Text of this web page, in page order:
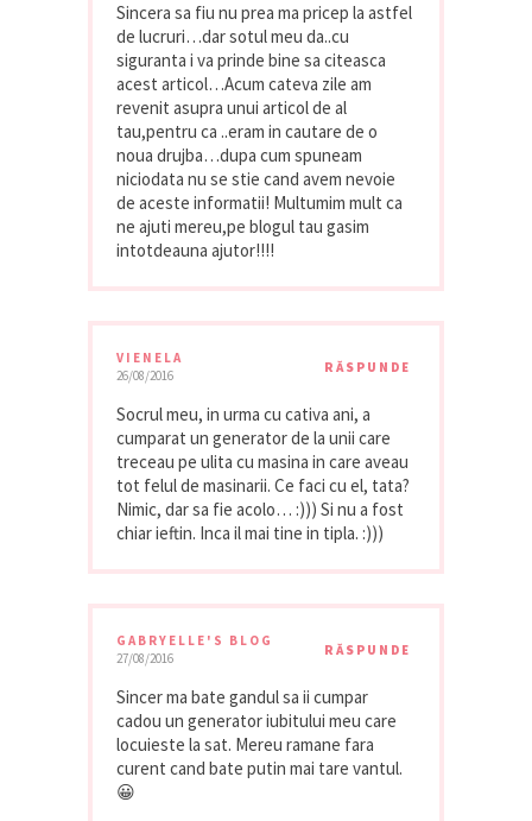
Sincera sa fiu nu prea ma pricep la astfel
de lucruri…dar sotul meu da..cu
siguranta i va prinde bine sa citeasca
acest articol…Acum cateva zile am
revenit asupra unui articol de al
tau,pentru ca ..eram in cautare de o
noua drujba…dupa cum spuneam
niciodata nu se stie cand avem nevoie
de aceste informatii! Multumim mult ca
ne ajuti mereu,pe blogul tau gasim
intotdeauna ajutor!!!!
VIENELA
26/08/2016
RĂSPUNDE
Socrul meu, in urma cu cativa ani, a
cumparat un generator de la unii care
treceau pe ulita cu masina in care aveau
tot felul de masinarii. Ce faci cu el, tata?
Nimic, dar sa fie acolo… :))) Si nu a fost
chiar ieftin. Inca il mai tine in tipla. :)))
GABRYELLE'S BLOG
27/08/2016
RĂSPUNDE
Sincer ma bate gandul sa ii cumpar
cadou un generator iubitului meu care
locuieste la sat. Mereu ramane fara
curent cand bate putin mai tare vantul.
😀